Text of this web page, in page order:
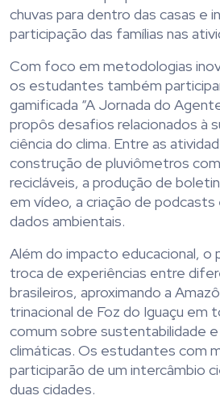
chuvas para dentro das casas e
participação das famílias nas
Com foco em metodologias
os estudantes também
gamificada “A Jornada do
propôs desafios relacionados à
ciência do clima. Entre as
construção de pluviômetros
recicláveis, a produção de
em vídeo, a criação de
dados ambientais.
Além do impacto educacional, o
troca de experiências entre
brasileiros, aproximando a
trinacional de Foz do Iguaçu em
comum sobre sustentabilidade e
climáticas. Os estudantes com
participarão de um intercâmbio
duas cidades.